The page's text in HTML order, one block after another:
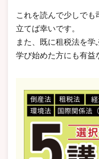
これを読んで少しで
立てば幸いです。
また、既に租税法を
学び始めた方にも有益